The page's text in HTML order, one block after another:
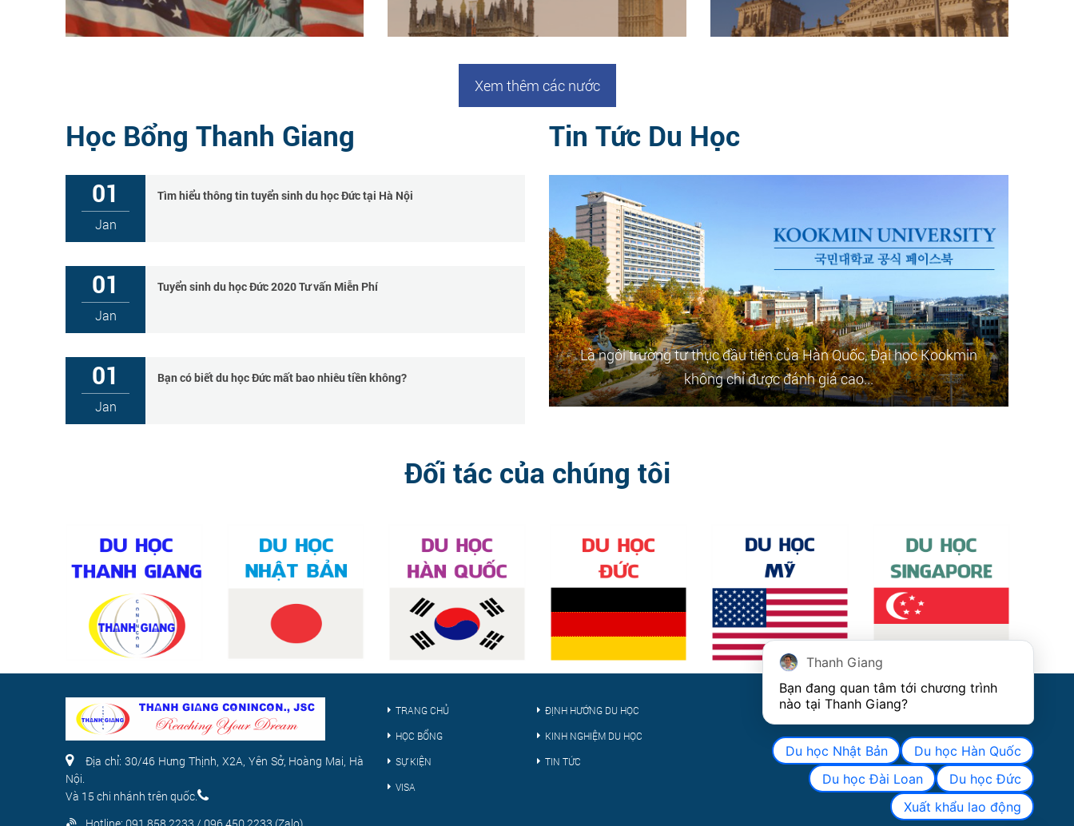
Xem thêm các nước
Học Bổng Thanh Giang
01
Jan
Tìm hiểu thông tin tuyển sinh du học Đức tại Hà Nội
01
Jan
Tuyển sinh du học Đức 2020 Tư vấn Miễn Phí
01
Jan
Bạn có biết du học Đức mất bao nhiêu tiền không?
Tin Tức Du Học
Là ngôi trường tư thục đầu tiên của Hàn Quốc, Đại học Kookmin
không chỉ được đánh giá cao...
Đối tác của chúng tôi
Địa chỉ: 30/46 Hưng Thịnh, X2A, Yên Sở, Hoàng Mai, Hà
Nội.
Và 15 chi nhánh trên quốc.
TRANG CHỦ
ĐỊNH HƯỚNG DU HỌC
HỌC BỔNG
KINH NGHIỆM DU HỌC
SỰ KIỆN
TIN TỨC
VISA
Thanh Giang
Bạn đang quan tâm tới chương trình
nào tại Thanh Giang?
Du học Nhật Bản
Du học Hàn Quốc
Du học Đài Loan
Du học Đức
Xuất khẩu lao động